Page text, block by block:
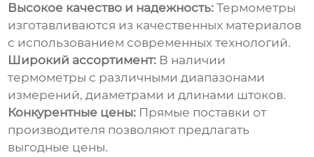
Высокое качество и надежность: Термометры
изготавливаются из качественных материалов
с использованием современных технологий.
Широкий ассортимент: В наличии
термометры с различными диапазонами
измерений, диаметрами и длинами штоков.
Конкурентные цены: Прямые поставки от
производителя позволяют предлагать
выгодные цены.